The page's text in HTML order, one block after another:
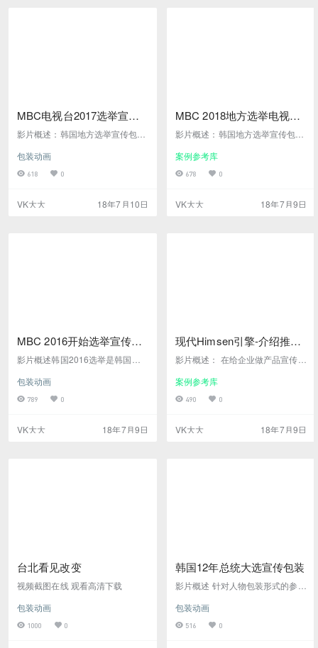
MBC电视台2017选举宣传
包装参考
影片概述：韩国地方选举宣传包装
制作竞选人以静态展示动态比赛姿
势，在静态人物局部投射动态影片
重大活动开场参考影片截图在线观
包装动画
618 0
VK大大 18年7月10日
MBC 2018地方选举电视台
广播宣传
影片概述：韩国地方选举宣传包
大气云层的衬托下，气势显得比较
宏伟，这种类似的镜头会给人大气
在竞选对手进行PK，角色、镜头
案例参考库
678 0
VK大大 18年7月9日
MBC 2016开始选举宣传开
场
影片概述韩国2016选举是韩国政
可作参考国内大型活动开场或偏传
统企业、政府活动开场宣传影片截
包装动画
789 0
VK大大 18年7月9日
现代Himsen引擎-介绍推广
宣传
影片概述： 在给企业做产品宣传视
卖点。用画面向用户传递企业的心
声，特别是一些产品比较LOW的前
高大上，本片就是这样的 关键词：
韩国,引擎,发动机,产品宣传片,片头,
案例参考库
490 0
VK大大 18年7月9日
台北看见改变
视频截图在线 观看高清下载
包装动画
1000 0
韩国12年总统大选宣传包装
影片概述 针对人物包装形式的参考
高清下载
包装动画
516 0